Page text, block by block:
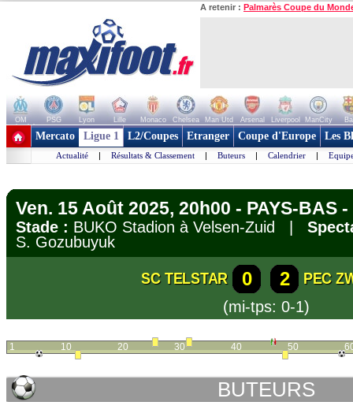
A retenir : Palmarès Coupe du
OM PSG Lyon Lille Monaco Chelsea Man Utd Arsenal Liverpool ManCity
+ de clubs
Mercato Ligue 1 L2/Coupes Etranger Coupe d'Europe Les
Actualité | Résultats & Classement | Buteurs | Calendrier |
Ven. 15 Août 2025, 20h00 - PAYS-BAS
Stade : BUKO Stadion à Velsen-Zuid |
S. Gozubuyuk
SC TELSTAR 0 2
PEC
(mi-tps: 0-1)
1 10 20 30 40 50
BUTEURS